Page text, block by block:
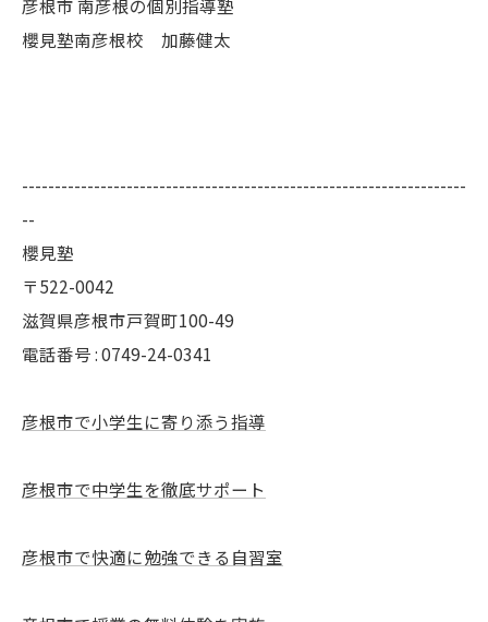
彦根市 南彦根の個別指導塾
櫻見塾南彦根校 加藤健太
--------------------------------------------------------------------
--
櫻見塾
〒522-0042
滋賀県彦根市戸賀町100-49
電話番号 : 0749-24-0341
彦根市で小学生に寄り添う指導
彦根市で中学生を徹底サポート
彦根市で快適に勉強できる自習室